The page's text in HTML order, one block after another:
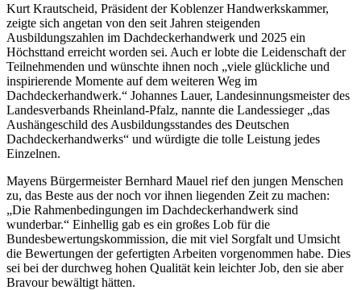
Kurt Krautscheid, Präsident der Koblenzer Handwerkskammer,
zeigte sich angetan von den seit Jahren steigenden
Ausbildungszahlen im Dachdeckerhandwerk und 2025 ein
Höchsttand erreicht worden sei. Auch er lobte die Leidenschaft der
Teilnehmenden und wünschte ihnen noch „viele glückliche und
inspirierende Momente auf dem weiteren Weg im
Dachdeckerhandwerk.“ Johannes Lauer, Landesinnungsmeister des
Landesverbands Rheinland-Pfalz, nannte die Landessieger „das
Aushängeschild des Ausbildungsstandes des Deutschen
Dachdeckerhandwerks“ und würdigte die tolle Leistung jedes
Einzelnen.
Mayens Bürgermeister Bernhard Mauel rief den jungen Menschen
zu, das Beste aus der noch vor ihnen liegenden Zeit zu machen:
„Die Rahmenbedingungen im Dachdeckerhandwerk sind
wunderbar.“ Einhellig gab es ein großes Lob für die
Bundesbewertungskommission, die mit viel Sorgfalt und Umsicht
die Bewertungen der gefertigten Arbeiten vorgenommen habe. Dies
sei bei der durchweg hohen Qualität kein leichter Job, den sie aber
Bravour bewältigt hätten.